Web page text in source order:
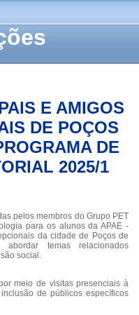
E AMIGOS
DE POÇOS
DE
2025/1
pelos membros do Grupo PET
para os alunos da APAE -
da cidade de Poços de
abordar temas relacionados
social.
meio de visitas presenciais à
de públicos específicos